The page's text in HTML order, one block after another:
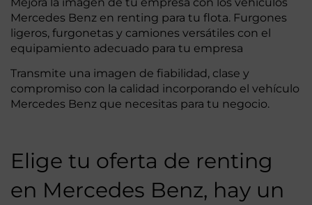
Mercedes Benz en renting para tu flota. Furgones
ligeros, furgonetas y camiones versátiles con el
equipamiento adecuado para tu empresa
Transmite una imagen de fiabilidad, clase y
compromiso con la calidad incorporando el vehículo
Mercedes Benz que necesitas para tu negocio.
Elige tu oferta de renting
en Mercedes Benz, hay un